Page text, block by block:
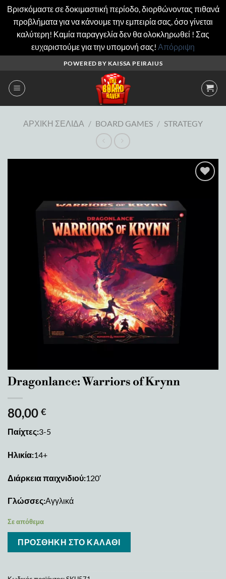
Βρισκόμαστε σε δοκιμαστική περίοδο, διορθώνοντας πιθανά
προβλήματα για να κάνουμε την εμπειρία σας, όσο γίνεται
καλύτερη! Καμία παραγγελία δεν θα ολοκληρωθεί ! Σας
ευχαριστούμε για την υπομονή σας! Απόρριψη
περιεχόμενο
POWERED BY KAISSA PEIRAIUS
ΑΡΧΙΚΉ ΣΕΛΊΔΑ / BOARD GAMES / STRATEGY
Dragonlance: Warriors of Krynn
80,00 €
Παίχτες:3-5
Ηλικία:14+
Διάρκεια παιχνιδιού:120′
Γλώσσες:Αγγλικά
Σε απόθεμα
ΠΡΟΣΘΉΚΗ ΣΤΟ ΚΑΛΆΘΙ